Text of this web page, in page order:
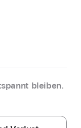
bleiben.